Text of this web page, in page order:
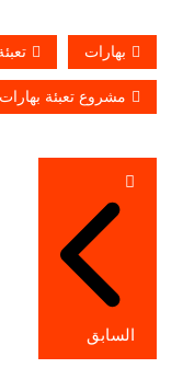
بهارات
مشروع تعبئة بهارات
تصفّح
المقالات
السابق